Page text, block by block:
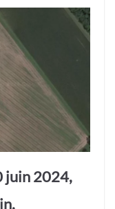
juin 2024,